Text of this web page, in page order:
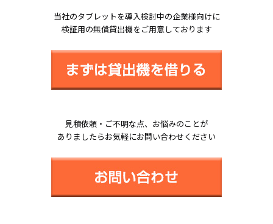
当社のタブレットを導入検討中の企業様向けに
検証用の無償貸出機をご用意しております
見積依頼・ご不明な点、お悩みのことが
ありましたらお気軽にお問い合わせください